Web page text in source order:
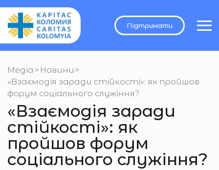
Підтримати
Медіа > Новини >
«Взаємодія заради стійкості»: як пройшов
форум соціального служіння?
«Взаємодія заради
стійкості»: як
пройшов форум
соціального служіння?